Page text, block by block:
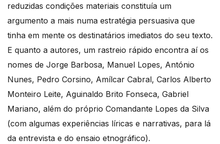
reduzidas condições materiais constituía um
argumento a mais numa estratégia persuasiva que
tinha em mente os destinatários imediatos do seu texto.
E quanto a autores, um rastreio rápido encontra aí os
nomes de Jorge Barbosa, Manuel Lopes, António
Nunes, Pedro Corsino, Amílcar Cabral, Carlos Alberto
Monteiro Leite, Aguinaldo Brito Fonseca, Gabriel
Mariano, além do próprio Comandante Lopes da Silva
(com algumas experiências líricas e narrativas, para lá
da entrevista e do ensaio etnográfico).